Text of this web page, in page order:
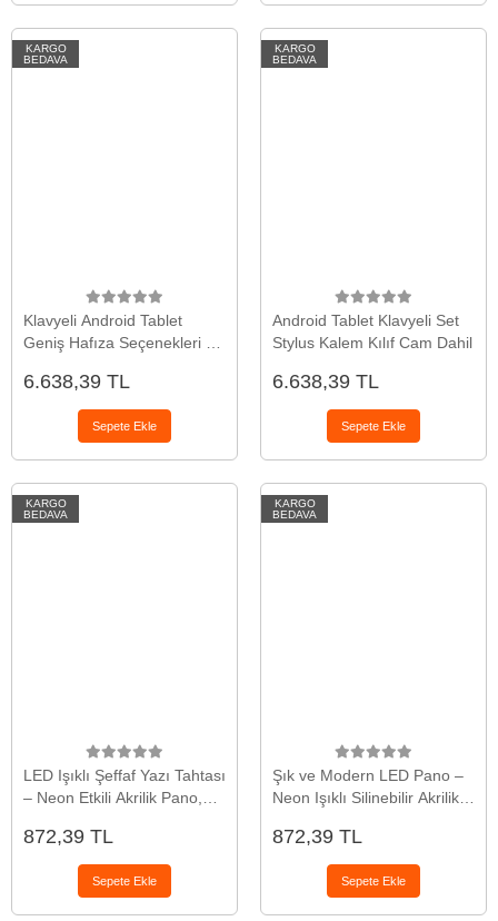
KARGO
BEDAVA
Klavyeli Android Tablet
Geniş Hafıza Seçenekleri ve
6.638,39 TL
Sepete Ekle
KARGO
BEDAVA
Android Tablet Klavyeli Set
Stylus Kalem Kılıf Cam Dahil
6.638,39 TL
Sepete Ekle
KARGO
BEDAVA
LED Işıklı Şeffaf Yazı Tahtası
– Neon Etkili Akrilik Pano,
30x20 cm
872,39 TL
Sepete Ekle
KARGO
BEDAVA
Şık ve Modern LED Pano –
Neon Işıklı Silinebilir Akrilik
Dahil
872,39 TL
Sepete Ekle